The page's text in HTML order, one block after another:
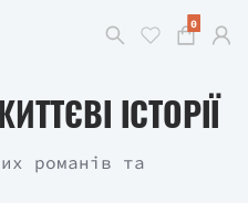
0
ІСТОРІЇ
романів та